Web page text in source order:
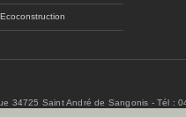
Ecoconstruction
34725 Saint André de Sangonis - Tél :